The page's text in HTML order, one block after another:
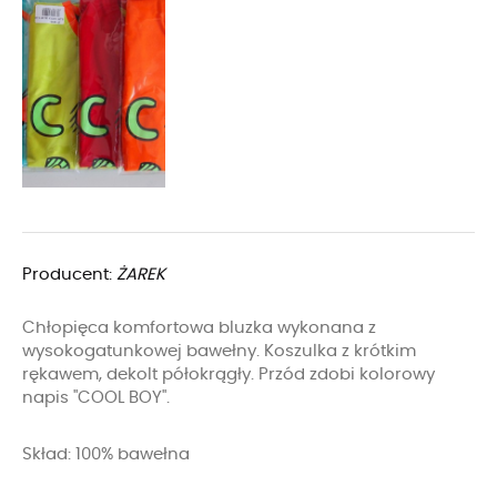
Producent: ŻAREK
Chłopięca komfortowa bluzka wykonana z
wysokogatunkowej bawełny. Koszulka z krótkim
rękawem, dekolt półokrągły. Przód zdobi kolorowy
napis "COOL BOY".
Skład: 100% bawełna